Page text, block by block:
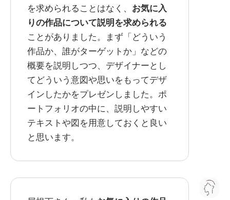
を求められることはなく、 お気に入
りの作品について説明を求められる
ことがありました。まず「どういう
作品か、誰がターゲットか」などの
概要を説明しつつ、デザイナーとし
てどういう意図や思いをもってデザ
インしたかをプレゼンしました。ポ
ートフォリオの中に、説明しやすい
テキストや図を用意しておくと良い
と思います。